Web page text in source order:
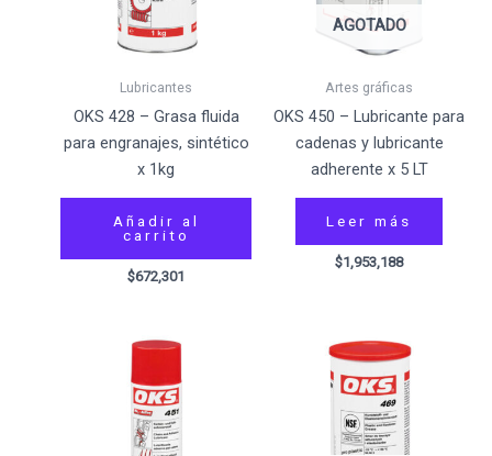
Lubricantes
OKS 428 – Grasa fluida
para engranajes, sintético
x 1kg
Añadir al
carrito
$672,301
AGOTADO
Artes gráficas
OKS 450 – Lubricante para
cadenas y lubricante
adherente x 5 LT
Leer más
$1,953,188